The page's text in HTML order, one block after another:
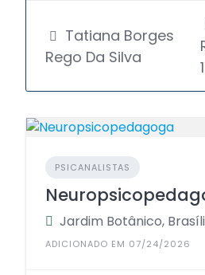
Tatiana Borges
Rego Da Silva
PSICANALISTAS
Jardim Botânico,
ADICIONADO EM 07/24/2026